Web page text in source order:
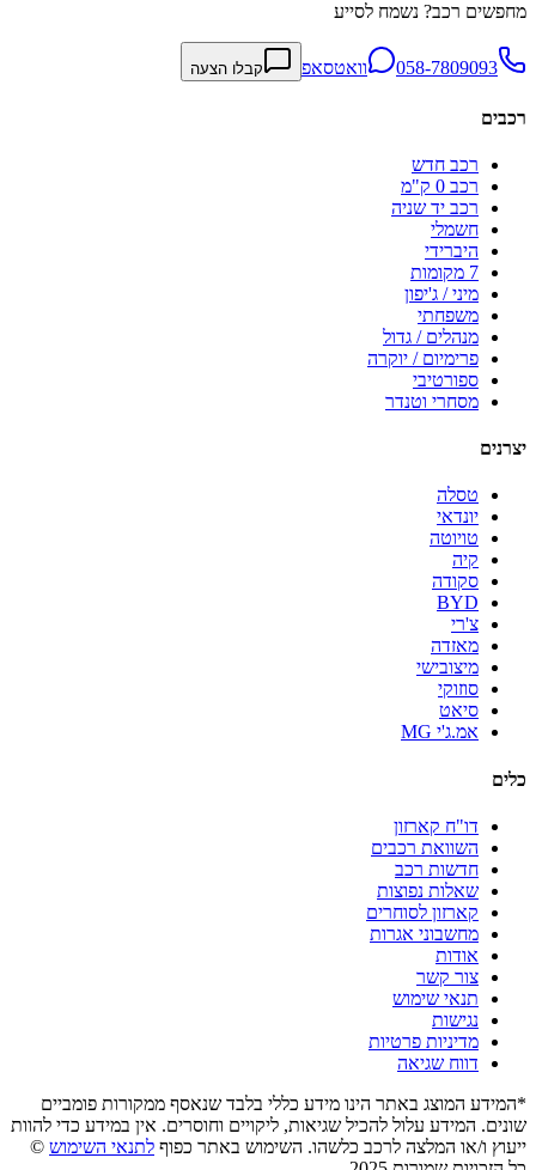
מחפשים רכב? נשמח לסייע
058-7809093 וואטסאפ קבלו הצעה
רכבים
רכב חדש
רכב 0 ק"מ
רכב יד שניה
חשמלי
היברידי
7 מקומות
מיני / ג'יפון
משפחתי
מנהלים / גדול
פרימיום / יוקרה
ספורטיבי
מסחרי וטנדר
יצרנים
טסלה
יונדאי
טויוטה
קיה
סקודה
BYD
צ'רי
מאזדה
מיצובישי
סוזוקי
סיאט
אמ.ג'י MG
כלים
דו"ח קארזון
השוואת רכבים
חדשות רכב
שאלות נפוצות
קארזון לסוחרים
מחשבוני אגרות
אודות
צור קשר
תנאי שימוש
נגישות
מדיניות פרטיות
דווח שגיאה
*המידע המוצג באתר הינו מידע כללי בלבד שנאסף ממקורות פומביים
שונים. המידע עלול להכיל שגיאות, ליקויים וחוסרים. אין במידע כדי להוות
ייעוץ ו/או המלצה לרכב כלשהו. השימוש באתר כפוף לתנאי השימוש ©